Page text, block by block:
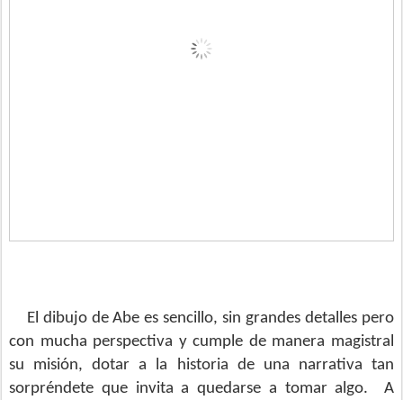
El dibujo de Abe es sencillo, sin grandes detalles pero
con mucha perspectiva y cumple de manera magistral
su misión, dotar a la historia de una narrativa tan
sorpréndete que invita a quedarse a tomar algo. A